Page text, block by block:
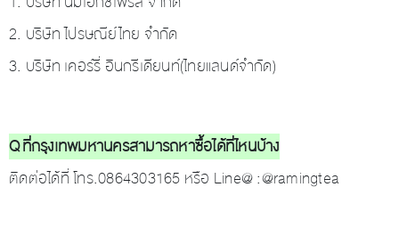
2. บริษัท ไปรษณีย์ไทย จำกัด
3. บริษัท เคอร์รี่ อินกรีเดียนท์(ไทยแลนด์จำกัด)
Q ที่กรุงเทพมหานครสามารถหาซื้อได้ที่ไหนบ้าง
ติดต่อได้ที่ โทร.0864303165 หรือ Line@ :@ramingtea